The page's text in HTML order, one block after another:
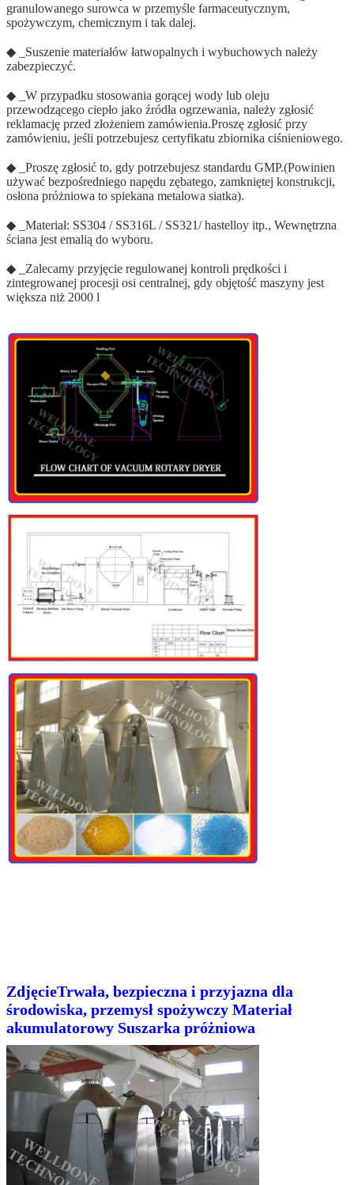
granulowanego surowca w przemyśle farmaceutycznym,
spożywczym, chemicznym i tak dalej.
◆ _Suszenie materiałów łatwopalnych i wybuchowych należy
zabezpieczyć.
◆ _W przypadku stosowania gorącej wody lub oleju
przewodzącego ciepło jako źródła ogrzewania, należy zgłosić
reklamację przed złożeniem zamówienia.Proszę zgłosić przy
zamówieniu, jeśli potrzebujesz certyfikatu zbiornika ciśnieniowego.
◆ _Proszę zgłosić to, gdy potrzebujesz standardu GMP.(Powinien
używać bezpośredniego napędu zębatego, zamkniętej konstrukcji,
osłona próżniowa to spiekana metalowa siatka).
◆ _Materiał: SS304 / SS316L / SS321/ hastelloy itp., Wewnętrzna
ściana jest emalią do wyboru.
◆ _Zalecamy przyjęcie regulowanej kontroli prędkości i
zintegrowanej procesji osi centralnej, gdy objętość maszyny jest
większa niż 2000 l
ZdjęcieTrwała, bezpieczna i przyjazna dla
środowiska, przemysł spożywczy Materiał
akumulatorowy Suszarka próżniowa